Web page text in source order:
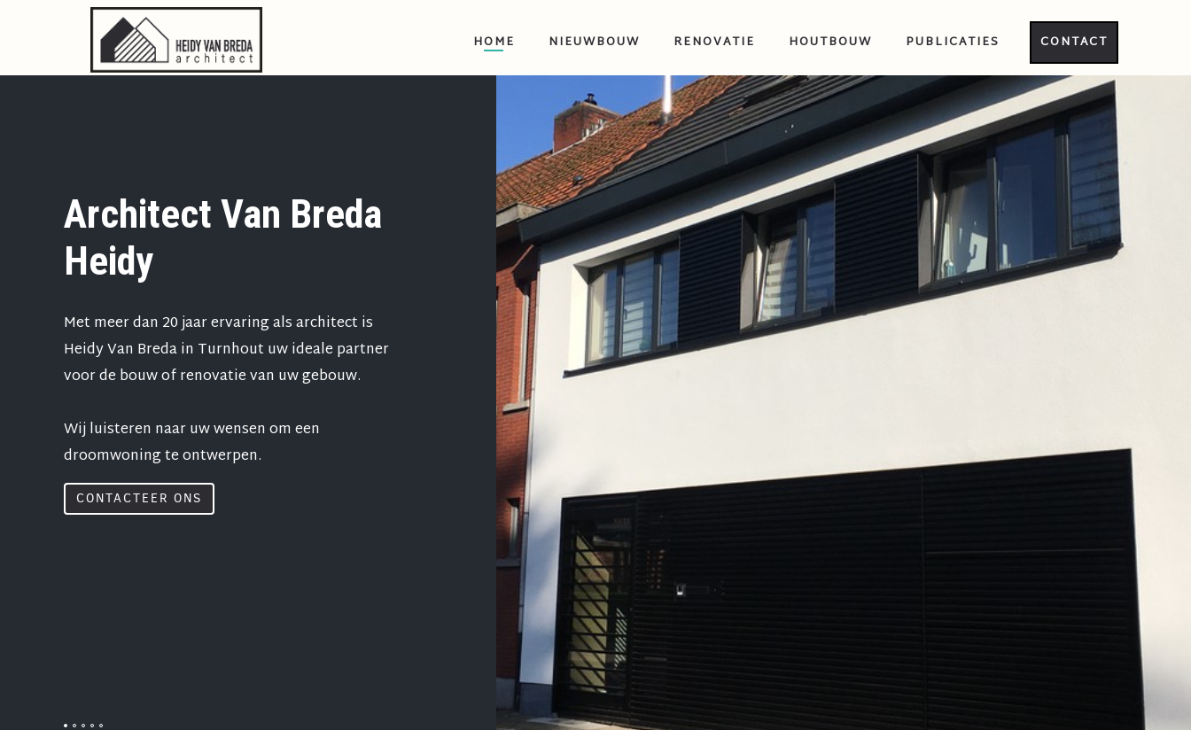
HOME NIEUWBOUW RENOVATIE HOUTBOUW PUBLICATIES CONTACT
Architect Van Breda
Heidy
Met meer dan 20 jaar ervaring als architect is
Heidy Van Breda in Turnhout uw ideale partner
voor de bouw of renovatie van uw gebouw.
Wij luisteren naar uw wensen om een
droomwoning te ontwerpen.
CONTACTEER ONS